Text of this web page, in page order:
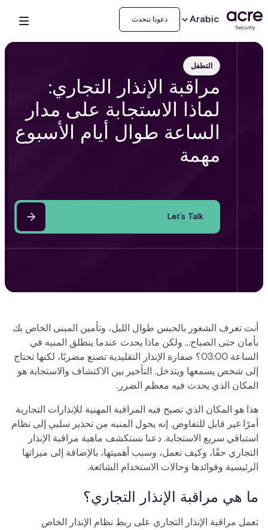
Arabic دعونا نتحدث
التطفل
مراقبة الإنذار التجاري:
لماذا الاستجابة على مدار
الساعة طوال أيام الأسبوع
مهمة
Let’s Talk
أنت تعرف الشعور بالحبس طوال الليل، وتأمين المبنى الخاص بك
بأمان حتى الصباح... ولكن ماذا يحدث عندما ينطلق المنبه في
الساعة 03:00؟ صفارة الإنذار التقليدية تصنع مضربًا، لكنها تحتاج
إلى شخص يسمعها ويتدخل. التأخير بين الاكتشاف والاستجابة هو
المكان الذي يحدث فيه معظم الضرر.
هذا هو المكان الذي تصبح فيه المراقبة المهنية للإنذارات التجارية
أمرًا غير قابل للتفاوض. إنه يحول المنبه من تحذير سلبي إلى نظام
استباقي سريع الاستجابة. دعنا نستكشف ماهية مراقبة الإنذار
التجاري حقًا، وكيف تعمل، وسبب أهميتها، بالإضافة إلى ميزاتها
الرئيسية وفوائدها وحالات الاستخدام الشائعة.
ما هي مراقبة الإنذار التجاري؟
تعمل مراقبة الإنذار التجاري على ربط نظام الإنذار الخاص